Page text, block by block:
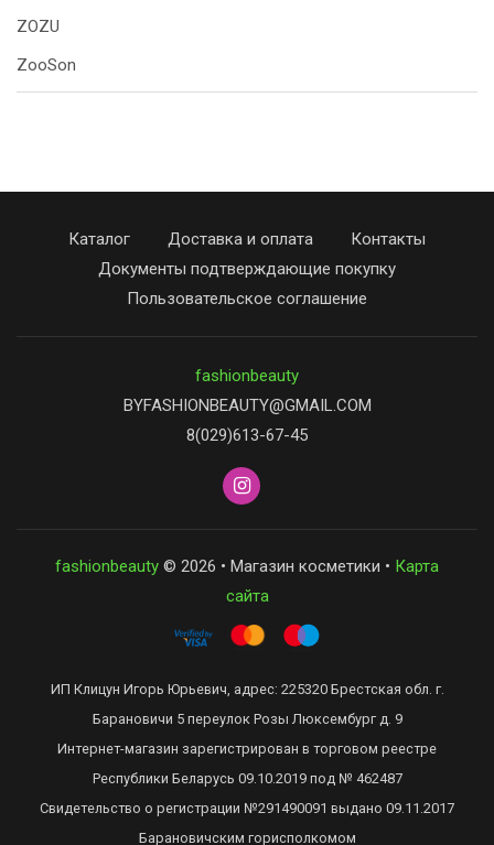
ZOZU
ZooSon
Каталог Доставка и оплата
Контакты
Документы подтверждающие покупку
Пользовательское соглашение
fashionbeauty
BYFASHIONBEAUTY@GMAIL.COM
8(029)613-67-45
fashionbeauty © 2026 • Магазин косметики • Карта
сайта
ИП Клицун Игорь Юрьевич, адрес: 225320 Брестская обл. г.
Барановичи 5 переулок Розы Люксембург д. 9
Интернет-магазин зарегистрирован в торговом реестре
Республики Беларусь 09.10.2019 под № 462487
Свидетельство о регистрации №291490091 выдано 09.11.2017
Барановичским горисполкомом